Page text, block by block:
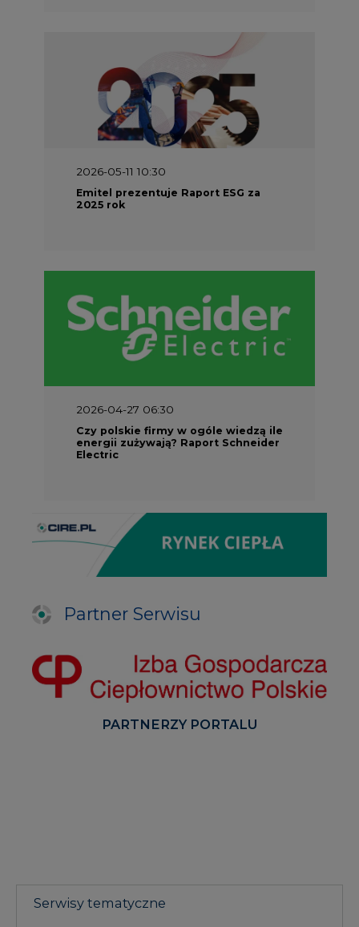
2026-05-11 10:30
Emitel prezentuje Raport ESG za
2025 rok
2026-04-27 06:30
Czy polskie firmy w ogóle wiedzą ile
energii zużywają? Raport Schneider
Electric
Partner Serwisu
PARTNERZY PORTALU
Serwisy tematyczne